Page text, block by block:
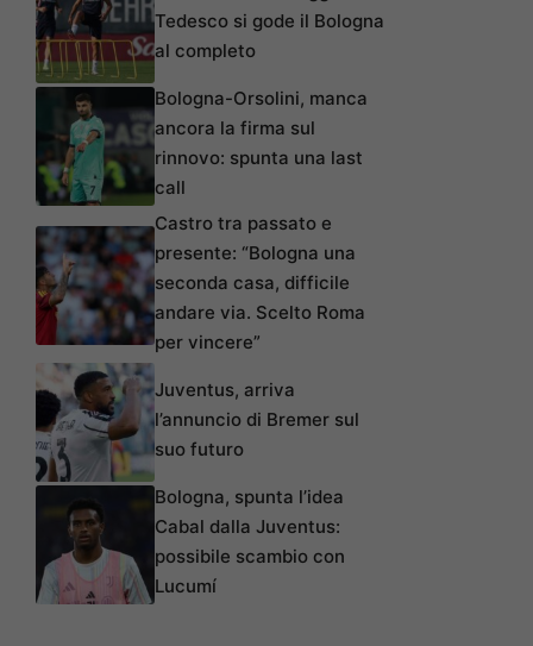
Tedesco si gode il Bologna
al completo
Bologna-Orsolini, manca
ancora la firma sul
rinnovo: spunta una last
call
Castro tra passato e
presente: “Bologna una
seconda casa, difficile
andare via. Scelto Roma
per vincere”
Juventus, arriva
l’annuncio di Bremer sul
suo futuro
Bologna, spunta l’idea
Cabal dalla Juventus:
possibile scambio con
Lucumí